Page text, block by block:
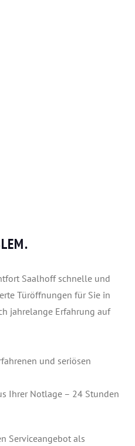
Saalhoff schnelle und
Türöffnungen für Sie in
jahrelange Erfahrung auf
und seriösen
Ihrer Notlage – 24 Stunden
Serviceangebot als